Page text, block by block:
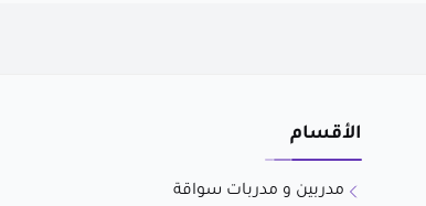
الأقسام
مدربين و مدربات سواقة